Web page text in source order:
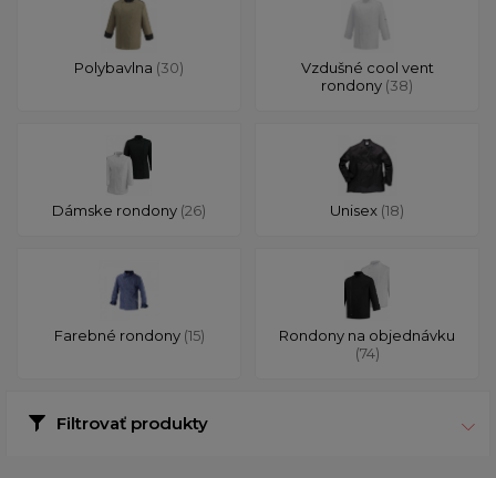
Polybavlna (30)
Vzdušné cool vent
rondony (38)
Dámske rondony (26) Unisex (18)
Farebné rondony (15)
Rondony na objednávku
(74)
Filtrovať produkty